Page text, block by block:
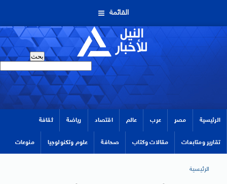
القائمة
الرئيسية مصر عرب عالم اقتصاد رياضة ثقافة
تقارير ومتابعات مقالات وكتاب صحافة علوم وتكنولوجيا منوعات
الرئيسية